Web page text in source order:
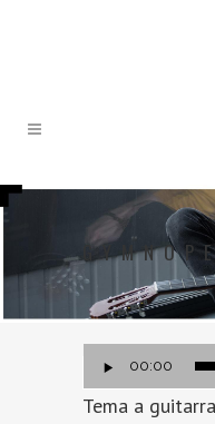
Reproductor
de
00:00
Tema a